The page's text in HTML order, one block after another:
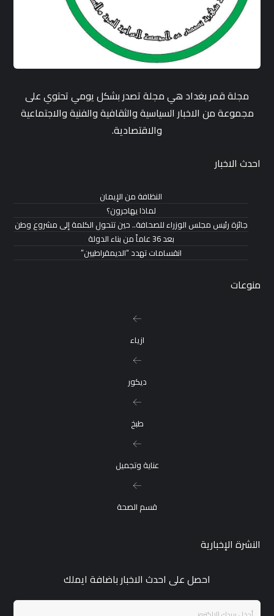
مجلة قمر بغداد هي مجلة تصدر بشكل يومي تحتوي على
مجموعة من الاخبار السياسية والثقافية والفنية والاجتماعية
والاقتصادية.
احدث الاخبار
النظافة من الإيمان
لماذا يهاجرون؟
جائزة رئيس مجلس الوزراء للصحافة.. حين تتحول الكلمة إلى مشروع وطن
بعد 36 عاماً من بناء الدولة
انقسامات تهدد “الديمقراطيين”
منوعات
ازياء
ديكور
طبخ
عناية وتجميل
قسم الصحة
النشرة الإخبارية
احصل على احدث الاخبار باضافة ايملك